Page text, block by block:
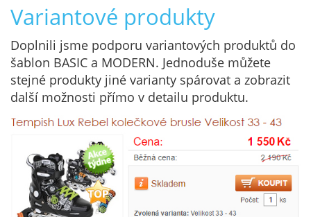
Variantové produkty
Doplnili jsme podporu variantových produktů do
šablon BASIC a MODERN. Jednoduše můžete
stejné produkty jiné varianty spárovat a zobrazit
další možnosti přímo v detailu produktu.